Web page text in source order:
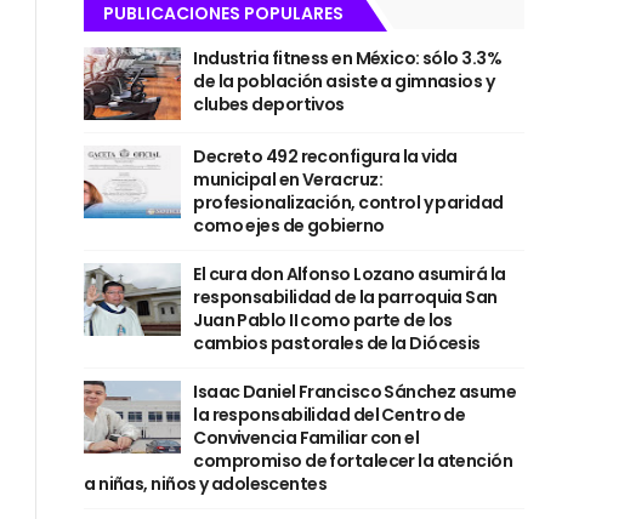
PUBLICACIONES POPULARES
Industria fitness en México: sólo 3.3%
de la población asiste a gimnasios y
clubes deportivos
Decreto 492 reconfigura la vida
municipal en Veracruz:
profesionalización, control y paridad
como ejes de gobierno
El cura don Alfonso Lozano asumirá la
responsabilidad de la parroquia San
Juan Pablo II como parte de los
cambios pastorales de la Diócesis
Isaac Daniel Francisco Sánchez asume
la responsabilidad del Centro de
Convivencia Familiar con el
compromiso de fortalecer la atención
a niñas, niños y adolescentes